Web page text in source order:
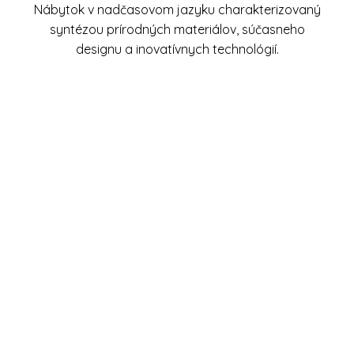
Nábytok v nadčasovom jazyku charakterizovaný
syntézou prírodných materiálov, súčasneho
designu a inovatívnych technológií.